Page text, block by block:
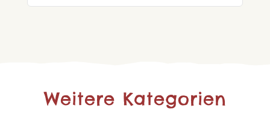
Weitere Kategorien